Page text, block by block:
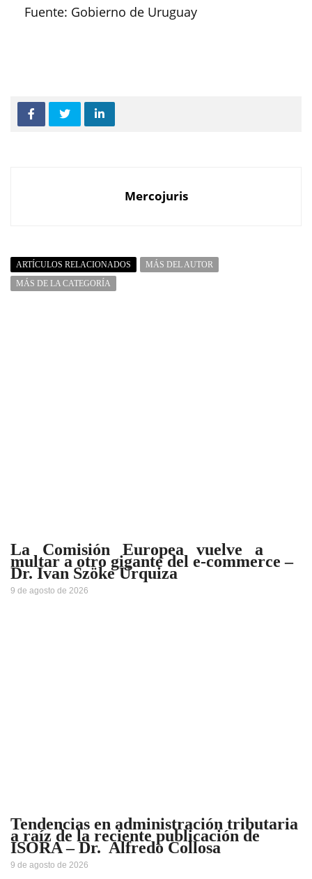
Fuente: Gobierno de Uruguay
Mercojuris
ARTÍCULOS RELACIONADOS
MÁS DEL AUTOR
MÁS DE LA CATEGORÍA
La Comisión Europea vuelve a
multar a otro gigante del e-commerce –
Dr. Ivan Szöke Urquiza
9 de agosto de 2026
Tendencias en administración tributaria
a raíz de la reciente publicación de
ISORA – Dr. Alfredo Collosa
9 de agosto de 2026